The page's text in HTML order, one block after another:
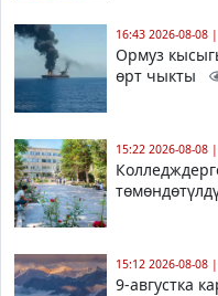
16:43 2026-08-08 |
Ормуз
өрт чыкты
15:22 2026-08-08 |
15:12 2026-08-08 |
9-августка